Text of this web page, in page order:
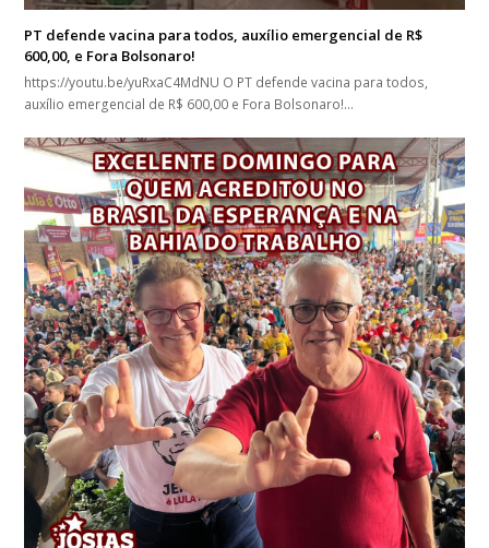
PT defende vacina para todos, auxílio emergencial de R$
600,00, e Fora Bolsonaro!
https://youtu.be/yuRxaC4MdNU O PT defende vacina para todos,
auxílio emergencial de R$ 600,00 e Fora Bolsonaro!…